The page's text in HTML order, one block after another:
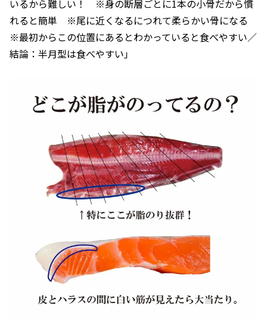
いるから難しい！ ※身の断層ごとに1本の小骨だから慣
れると簡単 ※尾に近くなるにつれて柔らかい骨になる
※最初からこの位置にあるとわかっていると食べやすい／
結論：半月型は食べやすい」